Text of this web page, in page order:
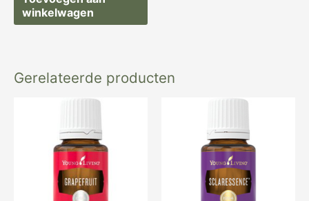
winkelwagen
Gerelateerde producten